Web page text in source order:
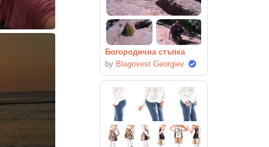
Богородична стъпка
by Blagovest Georgiev